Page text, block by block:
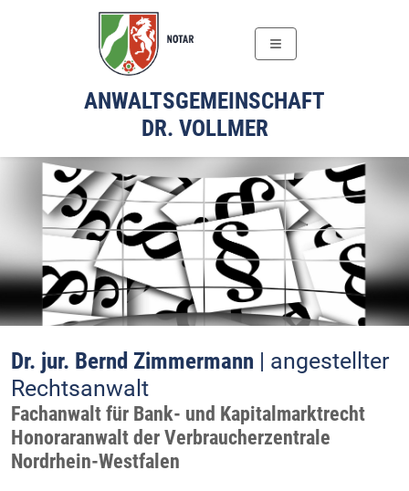
ANWALTSGEMEINSCHAFT
DR. VOLLMER
≡
Dr. jur. Bernd Zimmermann | angestellter
Rechtsanwalt
Fachanwalt für Bank- und Kapitalmarktrecht
Honoraranwalt der Verbraucherzentrale
Nordrhein-Westfalen